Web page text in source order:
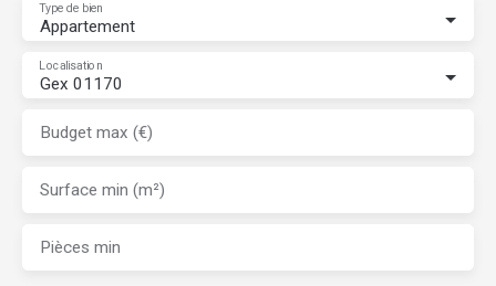
Appartement
Type de bien
Gex 01170
Localisation
Budget max (€)
Surface min (m²)
Pièces min